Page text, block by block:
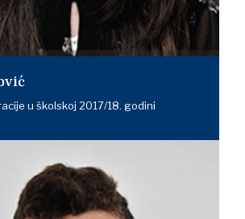
u školskoj 2017/18. godini